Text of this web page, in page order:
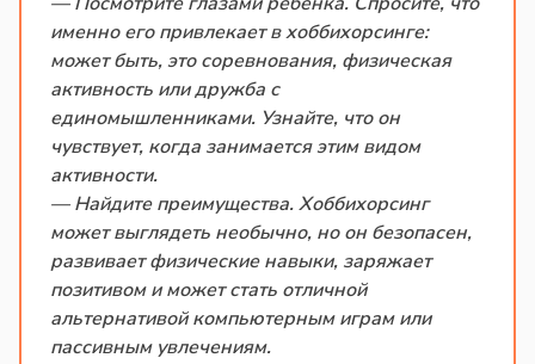
именно его привлекает в хоббихорсинге:
может быть, это соревнования, физическая
активность или дружба с
единомышленниками. Узнайте, что он
чувствует, когда занимается этим видом
активности.
— Найдите преимущества. Хоббихорсинг
может выглядеть необычно, но он безопасен,
развивает физические навыки, заряжает
позитивом и может стать отличной
альтернативой компьютерным играм или
пассивным увлечениям.